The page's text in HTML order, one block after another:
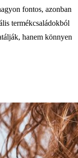
fontos, azonban
termékcsaládokból
hanem könnyen